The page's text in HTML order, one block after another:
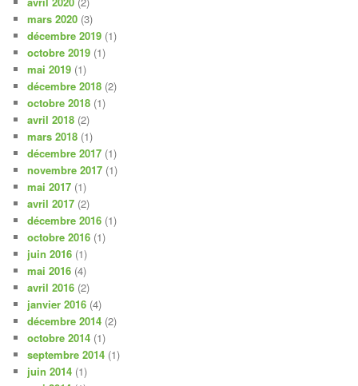
mars 2020 (3)
décembre 2019 (1)
octobre 2019 (1)
mai 2019 (1)
décembre 2018 (2)
octobre 2018 (1)
avril 2018 (2)
mars 2018 (1)
décembre 2017 (1)
novembre 2017 (1)
mai 2017 (1)
avril 2017 (2)
décembre 2016 (1)
octobre 2016 (1)
juin 2016 (1)
mai 2016 (4)
avril 2016 (2)
janvier 2016 (4)
décembre 2014 (2)
octobre 2014 (1)
septembre 2014 (1)
juin 2014 (1)